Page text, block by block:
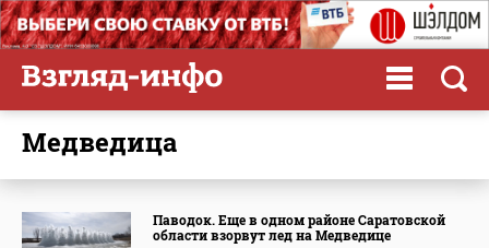
Медведица
Паводок. Еще в одном районе Саратовской
области взорвут лед на Медведице